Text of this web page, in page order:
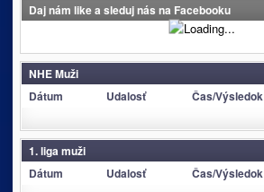
Daj nám like a sleduj nás na Facebooku
NHE Muži
Dátum
Udalosť Čas/Výsledok
1. liga muži
Dátum
Udalosť Čas/Výsledok